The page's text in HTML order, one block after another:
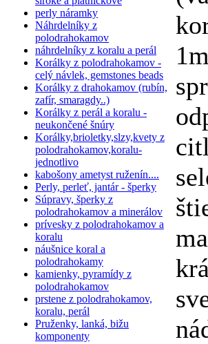
perly náramky
Náhrdelníky z
polodrahokamov
náhrdelníky z koralu a perál
Korálky z polodrahokamov -
celý návlek, gemstones beads
Korálky z drahokamov (rubín,
zafír, smaragdy..)
Korálky z perál a koralu -
neukončené šnúry
Korálky,brioletky,slzy,kvety z
polodrahokamov,koralu-
jednotlivo
kabošony ametyst ruženín....
Perly, perleť, jantár - šperky
Súpravy, šperky z
polodrahokamov a minerálov
prívesky z polodrahokamov a
koralu
náušnice koral a
polodrahokamy
kamienky, pyramídy z
polodrahokamov
prstene z polodrahokamov,
koralu, perál
Pruženky, lanká, bižu
komponenty